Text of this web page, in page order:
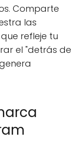
Comparte
las
refleje tu
el "detrás de